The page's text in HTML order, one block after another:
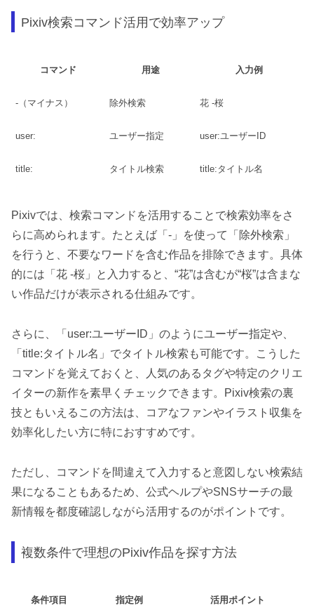
Pixiv検索コマンド活用で効率アップ
コマンド 用途 入力例
-（マイナス） 除外検索 花 -桜
user: ユーザー指定 user:ユーザーID
title: タイトル検索 title:タイトル名
Pixivでは、検索コマンドを活用することで検索効率をさ
らに高められます。たとえば「-」を使って「除外検索」
を行うと、不要なワードを含む作品を排除できます。具体
的には「花 -桜」と入力すると、“花”は含むが“桜”は含まな
い作品だけが表示される仕組みです。
さらに、「user:ユーザーID」のようにユーザー指定や、
「title:タイトル名」でタイトル検索も可能です。こうした
コマンドを覚えておくと、人気のあるタグや特定のクリエ
イターの新作を素早くチェックできます。Pixiv検索の裏
技ともいえるこの方法は、コアなファンやイラスト収集を
効率化したい方に特におすすめです。
ただし、コマンドを間違えて入力すると意図しない検索結
果になることもあるため、公式ヘルプやSNSサーチの最
新情報を都度確認しながら活用するのがポイントです。
複数条件で理想のPixiv作品を探す方法
条件項目 指定例 活用ポイント